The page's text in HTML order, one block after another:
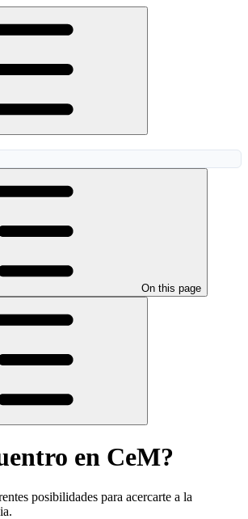
On this page
en CeM?
posibilidades para acercarte a la